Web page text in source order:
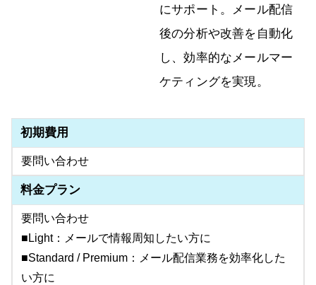
にサポート。メール配信
後の分析や改善を自動化
し、効率的なメールマー
ケティングを実現。
初期費用
要問い合わせ
料金プラン
要問い合わせ
■Light：メールで情報周知したい方に
■Standard / Premium：メール配信業務を効率化した
い方に